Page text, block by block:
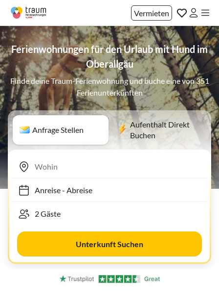
Vermieten
Ferienwohnungen für den Urlaub mit Hund im
Oberallgäu
Finde deine Traum-Ferienwohnung und buche eine von 351
Ferienunterkünften
Anfrage Stellen
Aufenthalt Direkt
Buchen
Anreise- Abreise
Unterkunft Suchen